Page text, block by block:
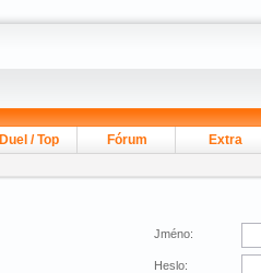
Duel / Top Fórum Extra
Jméno:
Heslo: